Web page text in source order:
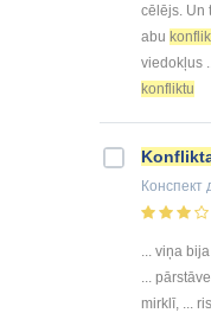
cēlējs. Un
abu
viedokļus
konfliktu
Конспект
... viņa bija
...
mirklī, ...